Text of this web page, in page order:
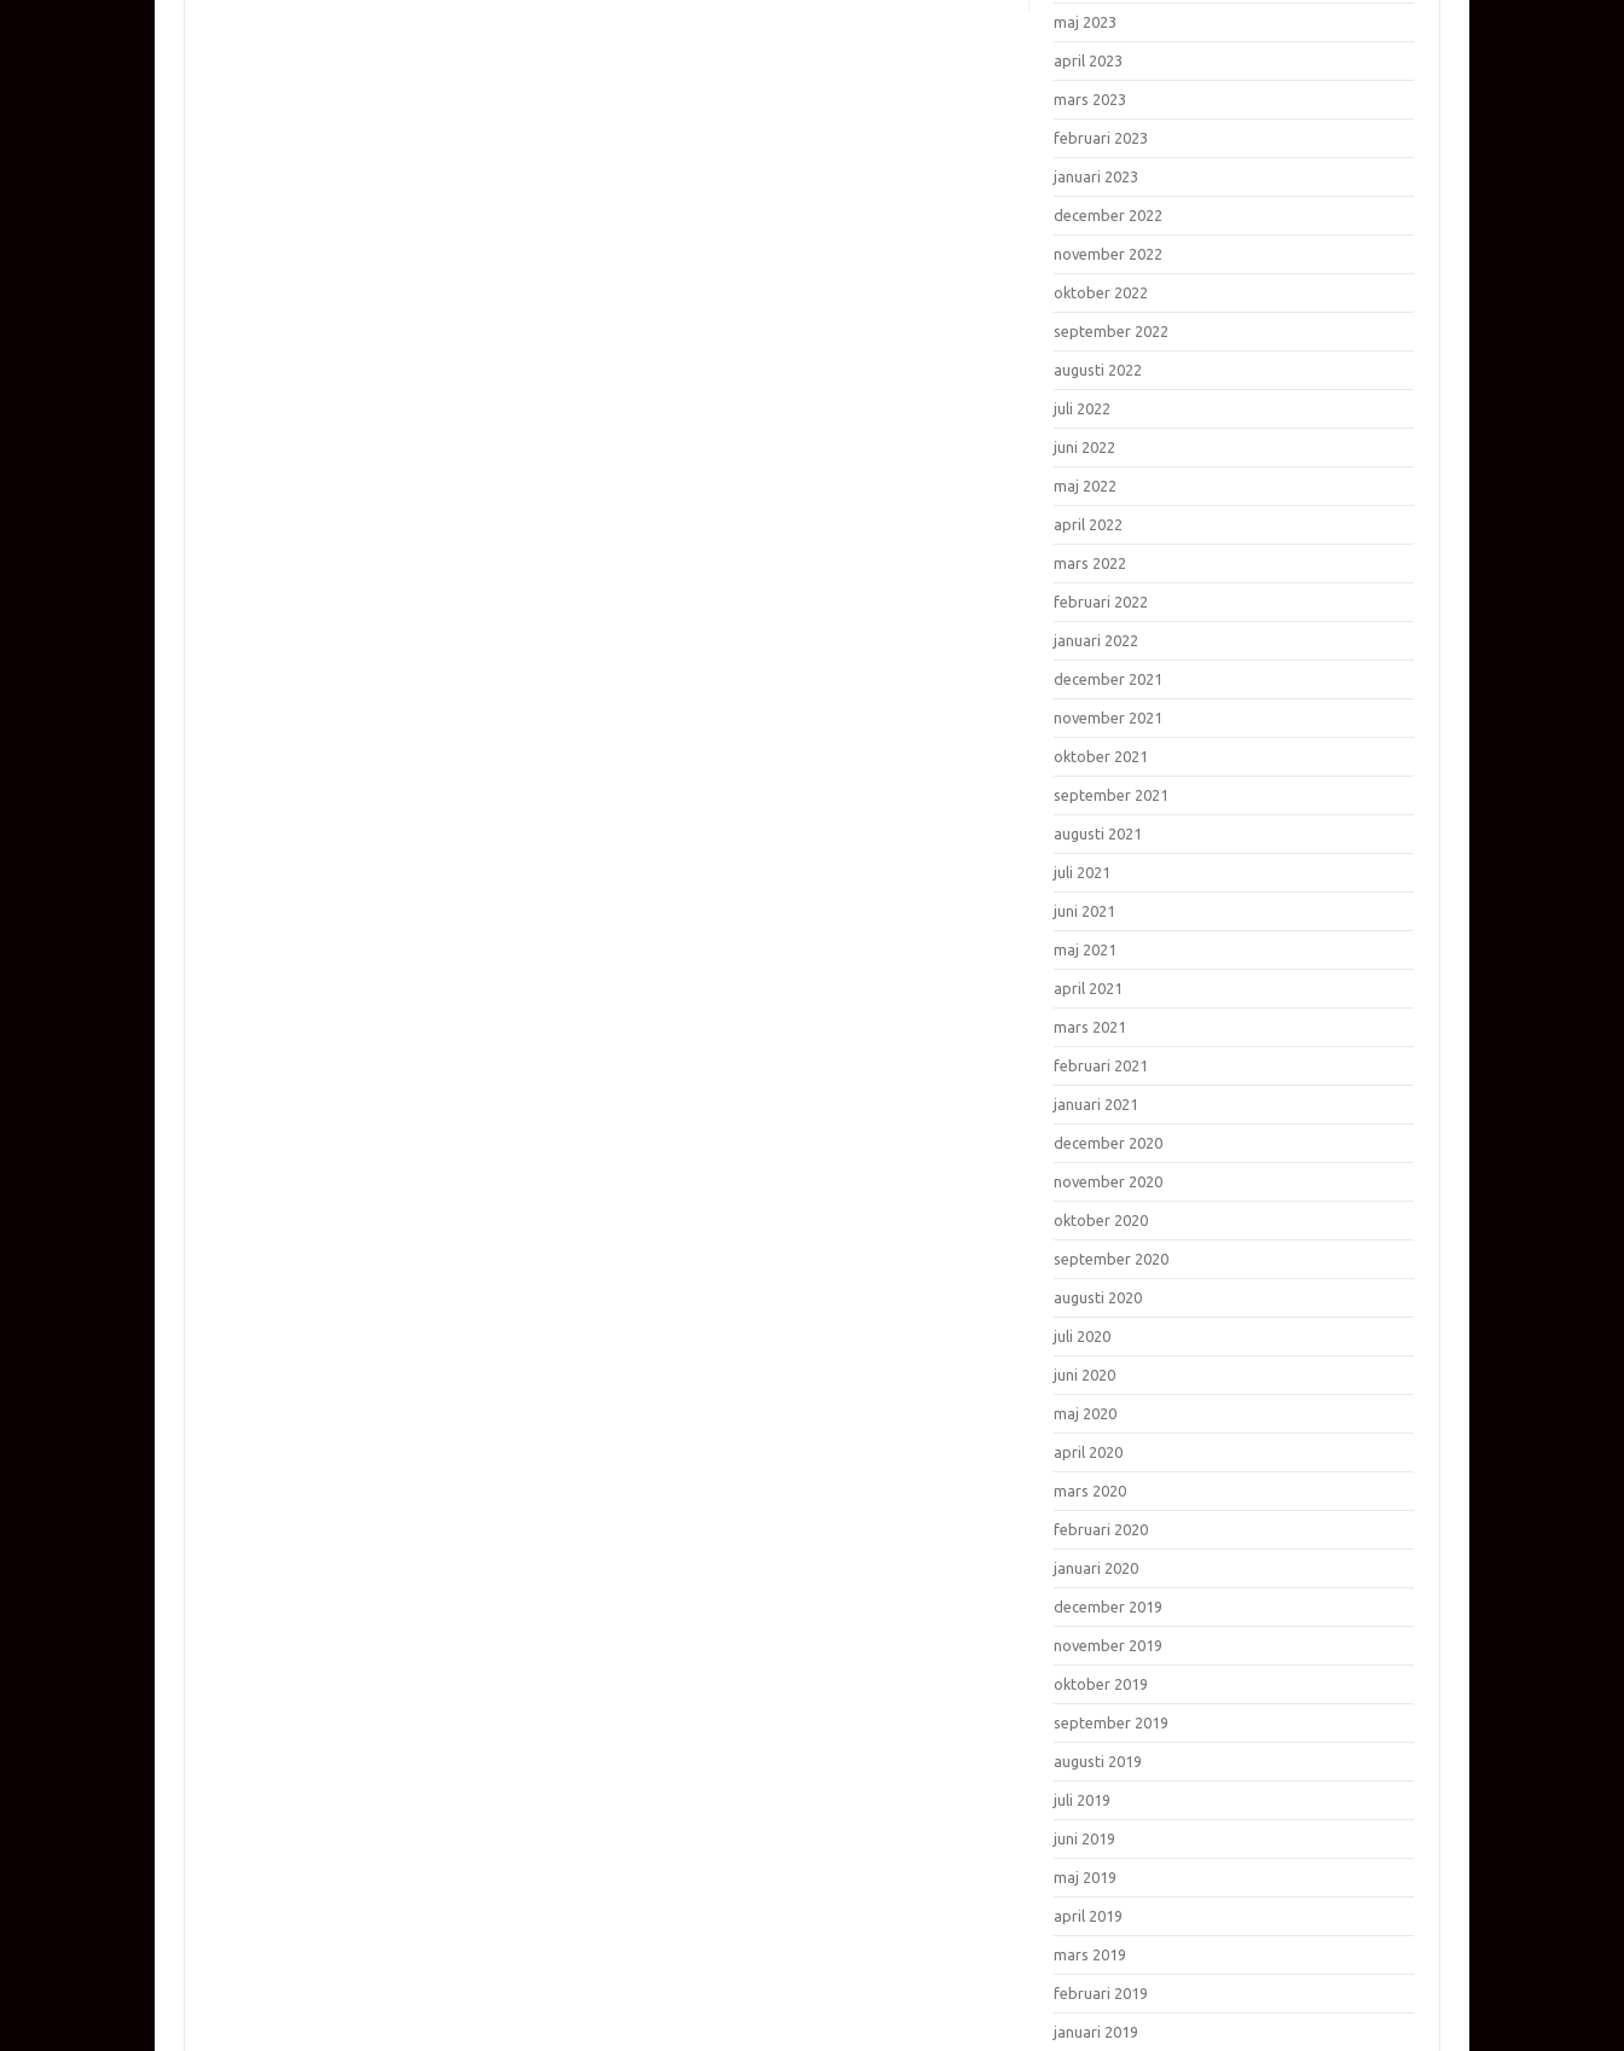
maj 2023
april 2023
mars 2023
februari 2023
januari 2023
december 2022
november 2022
oktober 2022
september 2022
augusti 2022
juli 2022
juni 2022
maj 2022
april 2022
mars 2022
februari 2022
januari 2022
december 2021
november 2021
oktober 2021
september 2021
augusti 2021
juli 2021
juni 2021
maj 2021
april 2021
mars 2021
februari 2021
januari 2021
december 2020
november 2020
oktober 2020
september 2020
augusti 2020
juli 2020
juni 2020
maj 2020
april 2020
mars 2020
februari 2020
januari 2020
december 2019
november 2019
oktober 2019
september 2019
augusti 2019
juli 2019
juni 2019
maj 2019
april 2019
mars 2019
februari 2019
januari 2019